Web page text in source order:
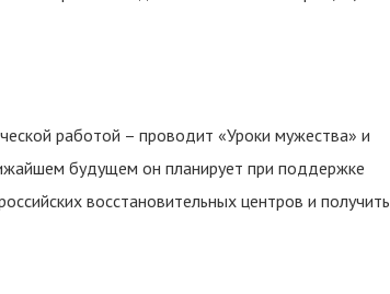
работой – проводит «Уроки мужества» и
будущем он планирует при поддержке
восстановительных центров и получить